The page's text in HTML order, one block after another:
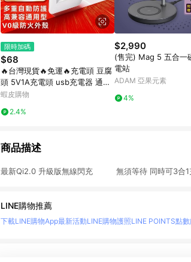
限時加碼
$68
🔥台灣現貨🔥免運🔥充電頭 豆腐
頭 5V1A充電頭 usb充電器 通用
適配器 小方頭電源供應器 手機充
蝦皮購物
2.4%
$2,990
(售完) Mag 5 五合一
電站
ADAM 亞果元素
4%
商品描述
最新Qi2.0 升級版無線閃充 無須等待 同時可3
LINE購物推薦
下載LINE購物App最新活動LINE購物護照LINE POINTS點